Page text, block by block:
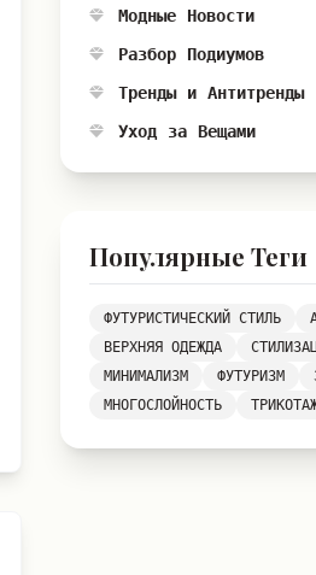
Модные Новости
Разбор Подиумов
Тренды и Антитренды
Уход за Вещами
Популярные Теги
ФУТУРИСТИЧЕСКИЙ СТИЛЬ
ВЕРХНЯЯ ОДЕЖДА
МИНИМАЛИЗМ
ФУТУРИЗМ
МНОГОСЛОЙНОСТЬ